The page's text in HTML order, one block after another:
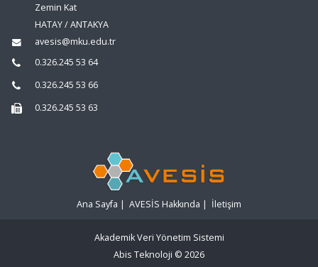
Zemin Kat
HATAY / ANTAKYA
avesis@mku.edu.tr
0.326.245 53 64
0.326.245 53 66
0.326.245 53 63
Ana Sayfa | AVESİS Hakkında | İletişim
Akademik Veri Yönetim Sistemi
Abis Teknoloji © 2026